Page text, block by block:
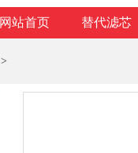
网站首页 替代滤芯
>